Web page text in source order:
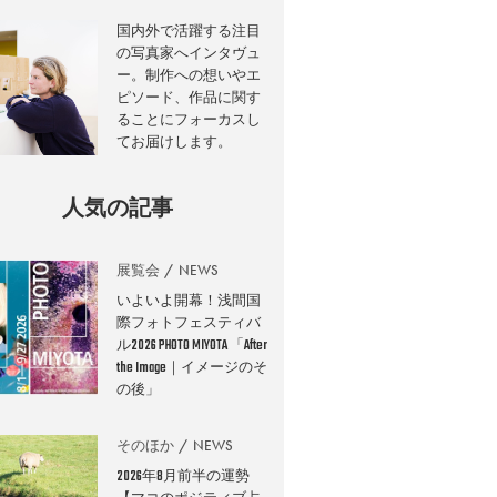
国内外で活躍する注目
の写真家へインタヴュ
ー。制作への想いやエ
ピソード、作品に関す
ることにフォーカスし
てお届けします。
人気の記事
展覧会 NEWS
いよいよ開幕！浅間国
際フォトフェスティバ
ル2026 PHOTO MIYOTA 「After
the Image｜イメージのそ
の後」
そのほか NEWS
2026年8月前半の運勢